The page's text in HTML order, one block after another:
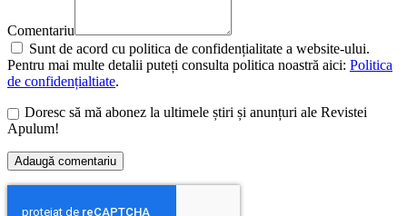
Comentariu
Sunt de acord cu politica de confidențialitate a website-ului.
Pentru mai multe detalii puteți consulta politica noastră aici: Politica
de confidențialtiate.
Doresc să mă abonez la ultimele știri și anunțuri ale Revistei
Apulum!